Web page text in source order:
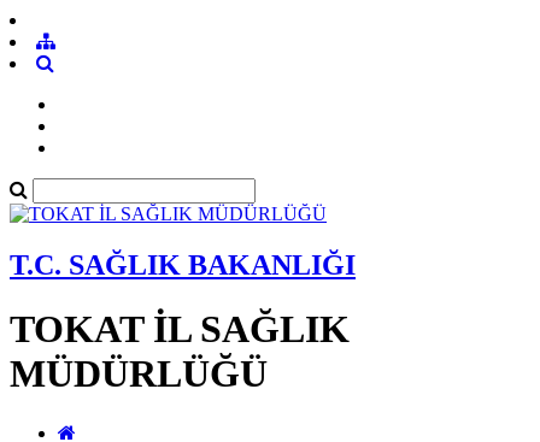
T.C. SAĞLIK BAKANLIĞI
TOKAT İL SAĞLIK
MÜDÜRLÜĞÜ